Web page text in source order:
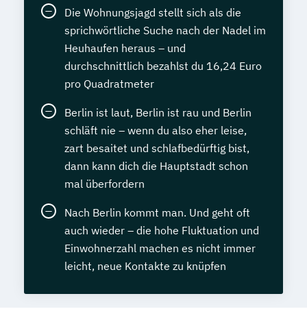
Die Wohnungsjagd stellt sich als die
sprichwörtliche Suche nach der Nadel im
Heuhaufen heraus – und
durchschnittlich bezahlst du 16,24 Euro
pro Quadratmeter
Berlin ist laut, Berlin ist rau und Berlin
schläft nie – wenn du also eher leise,
zart besaitet und schlafbedürftig bist,
dann kann dich die Hauptstadt schon
mal überfordern
Nach Berlin kommt man. Und geht oft
auch wieder – die hohe Fluktuation und
Einwohnerzahl machen es nicht immer
leicht, neue Kontakte zu knüpfen